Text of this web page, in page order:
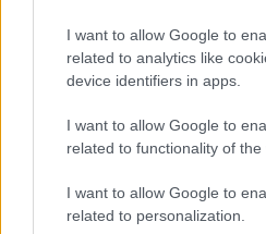
I want to allow Google to
related to analytics like
device identifiers in apps.
I want to allow Google to
related to functionality of the
I want to allow Google to
related to personalization.
ATTUALITÀ